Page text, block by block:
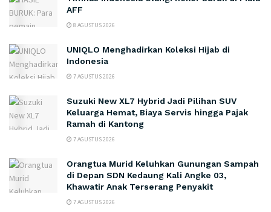
AFF
8 AGUSTUS 2026
UNIQLO Menghadirkan Koleksi Hijab di
Indonesia
7 AGUSTUS 2026
Suzuki New XL7 Hybrid Jadi Pilihan SUV
Keluarga Hemat, Biaya Servis hingga Pajak
Ramah di Kantong
7 AGUSTUS 2026
Orangtua Murid Keluhkan Gunungan Sampah
di Depan SDN Kedaung Kali Angke 03,
Khawatir Anak Terserang Penyakit
7 AGUSTUS 2026